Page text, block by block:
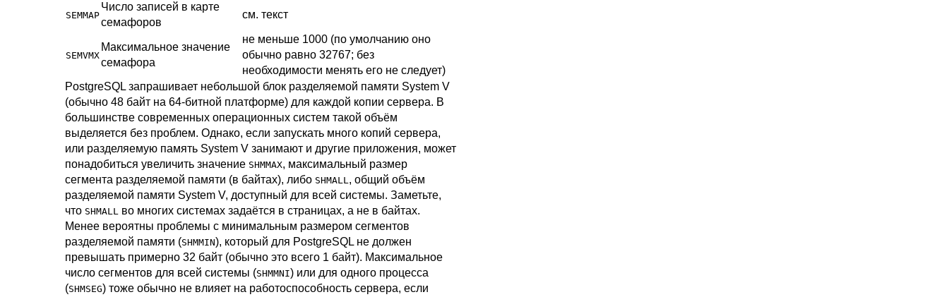
SEMMAP
Число записей в карте
семафоров
см. текст
SEMVMX
Максимальное значение
семафора
не меньше 1000 (по умолчанию оно
обычно равно 32767; без
необходимости менять его не следует)
PostgreSQL запрашивает небольшой блок разделяемой памяти System V
(обычно 48 байт на 64-битной платформе) для каждой копии сервера. В
большинстве современных операционных систем такой объём
выделяется без проблем. Однако, если запускать много копий сервера,
или разделяемую память System V занимают и другие приложения, может
понадобиться увеличить значение SHMMAX, максимальный размер
сегмента разделяемой памяти (в байтах), либо SHMALL, общий объём
разделяемой памяти System V, доступный для всей системы. Заметьте,
что SHMALL во многих системах задаётся в страницах, а не в байтах.
Менее вероятны проблемы с минимальным размером сегментов
разделяемой памяти (SHMMIN), который для PostgreSQL не должен
превышать примерно 32 байт (обычно это всего 1 байт). Максимальное
число сегментов для всей системы (SHMMNI) или для одного процесса
(SHMSEG) тоже обычно не влияет на работоспособность сервера, если